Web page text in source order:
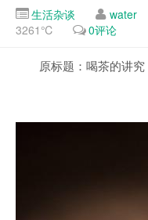
生活杂谈 water
3261℃
0评论
原标题：喝茶的讲